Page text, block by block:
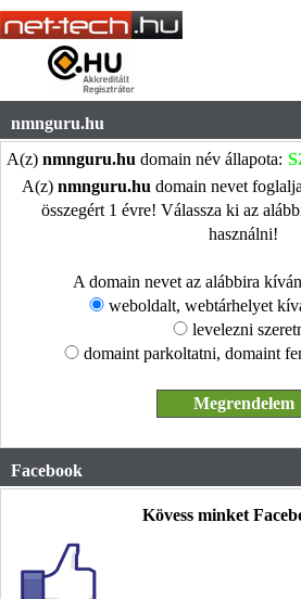
nmnguru.hu
A(z) nmnguru.hu domain név állapota:
A(z) nmnguru.hu domain nevet
összegért 1 évre! Válassza ki az
használni!
A domain nevet az alábbira
weboldalt, webtárhelyet
levelezni
domaint parkoltatni, domaint
Facebook
Kövess minket